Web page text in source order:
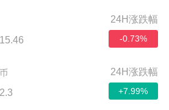
24H涨跌幅
-0.73%
24H涨跌幅
+7.99%